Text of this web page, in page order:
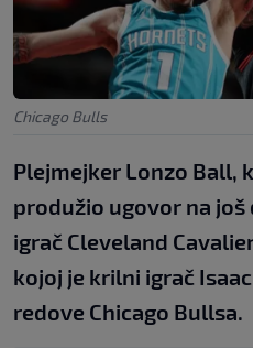
Chicago Bulls
Plejmejker Lonzo Ball,
produžio ugovor na još
igrač Cleveland
kojoj je krilni igrač
redove Chicago Bullsa.